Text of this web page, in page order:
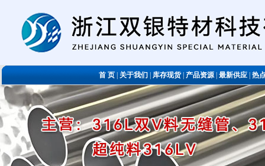
首 页关于我们库存现货|产品资源|最新供应|热